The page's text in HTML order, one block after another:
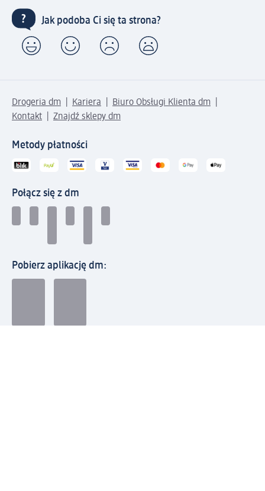
Jak podoba Ci się ta strona?
Drogeria dm Kariera
Biuro Obsługi Klienta dm
Kontakt
Znajdź sklepy dm
Metody płatności
Połącz się z dm
Pobierz aplikację dm: